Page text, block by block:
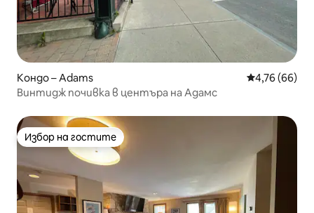
Кондо – Adams Средна
4,76 (66)
Винтидж почивка в центъра на Адамс
Избор на гостите
Избор на гостите